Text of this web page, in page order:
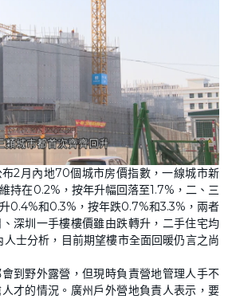
布2月內地70個城市房價指數，一線城市新
持在0.2%，按年升幅回落至1.7%，二、三
0.4%和0.3%，按年跌0.7%和3.3%，兩者
深圳一手樓樓價雖由跌轉升，二手住宅均
士分析，目前期望樓市全面回暖仍言之尚
到野外露營，但現時負責營地管理人手不
才的情況。廣州戶外營地負責人表示，要